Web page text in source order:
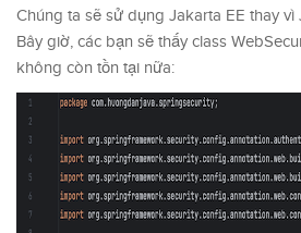
Chúng ta sẽ sử dụng Jakarta EE thay vì
Bây giờ, các bạn sẽ thấy class
không còn tồn tại nữa: